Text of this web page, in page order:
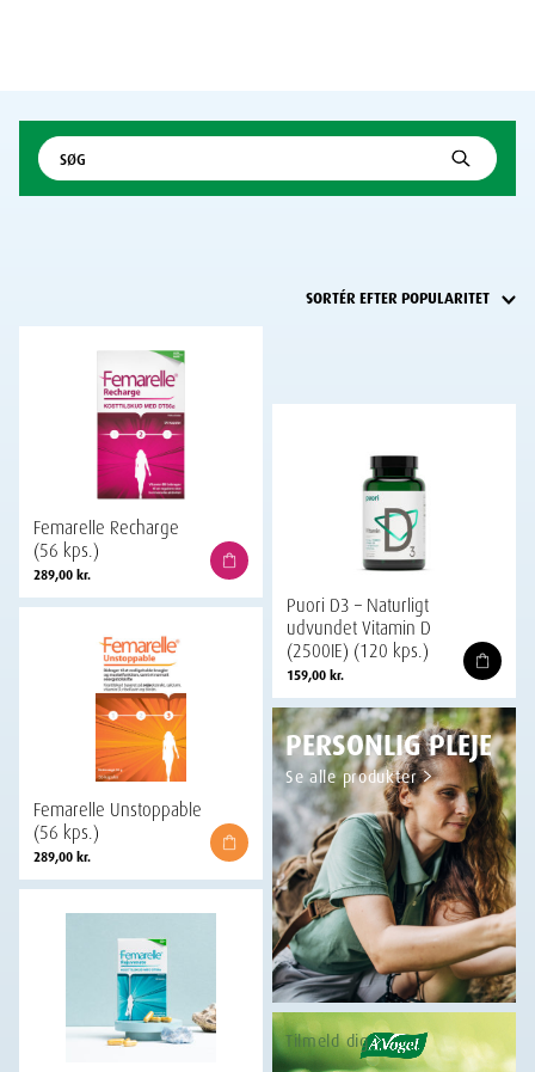
Femarelle Recharge
(56 kps.)
289,00kr.
Puori D3 – Naturligt
udvundet Vitamin D
(2500IE) (120 kps.)
159,00kr.
Femarelle Unstoppable
(56 kps.)
289,00kr.
PERSONLIG PLEJE
Se alle produkter
Tilmeld dig